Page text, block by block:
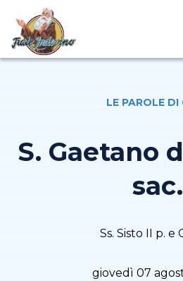
LE PAROLE DI
S. Gaetano
sac.
Ss. Sisto II p. e
giovedì 07